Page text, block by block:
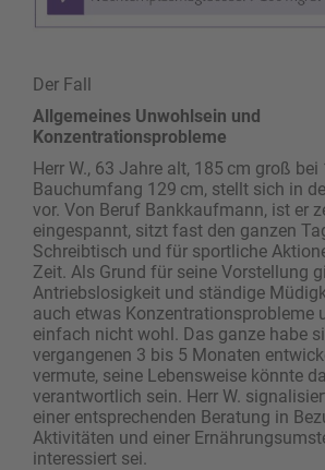
Der Fall
Allgemeines Unwohlsein und
Konzentrationsprobleme
Herr W., 63 Jahre alt, 185 cm groß bei
Bauchumfang 129 cm, stellt sich in
vor. Von Beruf Bankkaufmann, ist er
eingespannt, sitzt fast den ganzen
Schreibtisch und für sportliche
Zeit. Als Grund für seine Vorstellung
Antriebslosigkeit und ständige
auch etwas Konzentrationsprobleme
einfach nicht wohl. Das ganze habe
vergangenen 3 bis 5 Monaten
vermute, seine Lebensweise könnte
verantwortlich sein. Herr W.
einer entsprechenden Beratung in
Aktivitäten und einer
interessiert sei.